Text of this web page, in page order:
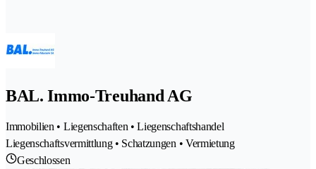
BAL. Immo-Treuhand AG
Immobilien • Liegenschaften • Liegenschaftshandel
Liegenschaftsvermittlung • Schatzungen • Vermietung
Geschlossen